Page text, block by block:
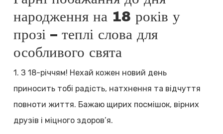
народження на 18 років у
прозі – теплі слова для
особливого свята
1. З 18-річчям! Нехай кожен новий день
приносить тобі радість, натхнення та відчуття
повноти життя. Бажаю щирих посмішок, вірних
друзів і міцного здоров’я.